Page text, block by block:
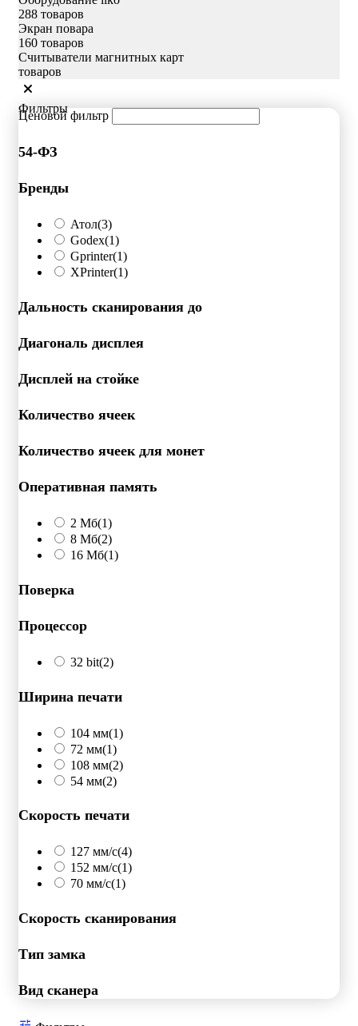
288 товаров
Экран повара
160 товаров
Считыватели магнитных карт
товаров
Фильтры
Ценовой фильтр
54-ФЗ
Бренды
Атол(3)
Godex(1)
Gprinter(1)
XPrinter(1)
Дальность сканирования до
Диагональ дисплея
Дисплей на стойке
Количество ячеек
Количество ячеек для монет
Оперативная память
2 Мб(1)
8 Мб(2)
16 Мб(1)
Поверка
Процессор
32 bit(2)
Ширина печати
104 мм(1)
72 мм(1)
108 мм(2)
54 мм(2)
Скорость печати
127 мм/с(4)
152 мм/с(1)
70 мм/с(1)
Скорость сканирования
Тип замка
Вид сканера